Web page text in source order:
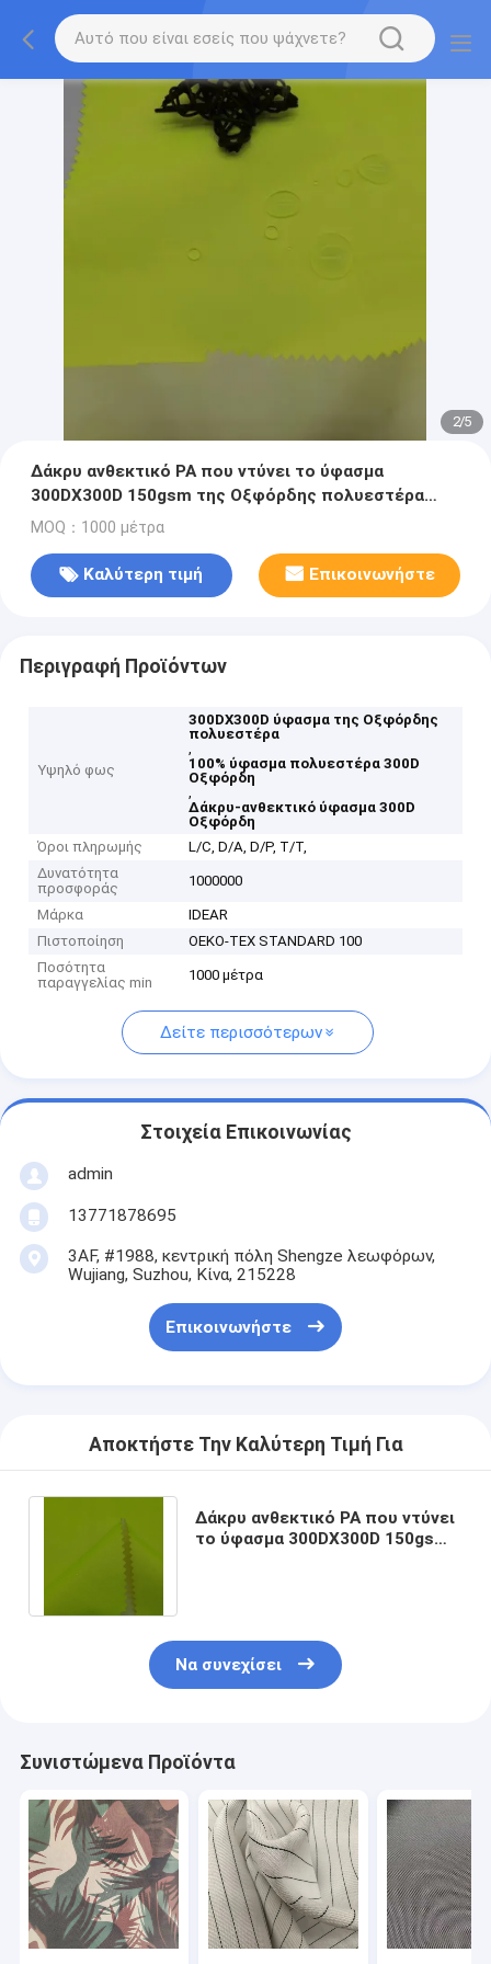
2/5
Δάκρυ ανθεκτικό PA που ντύνει το ύφασμα
300DX300D 150gsm της Οξφόρδης πολυεστέρα
100%
MOQ：1000 μέτρα
Καλύτερη τιμή Επικοινωνήστε
Περιγραφή Προϊόντων
Υψηλό φως
300DX300D ύφασμα της Οξφόρδης
πολυεστέρα
,
100% ύφασμα πολυεστέρα 300D
Οξφόρδη
,
Δάκρυ-ανθεκτικό ύφασμα 300D
Οξφόρδη
Όροι πληρωμής
L/C, D/A, D/P, T/T,
Δυνατότητα
προσφοράς
1000000
Μάρκα
IDEAR
Πιστοποίηση
OEKO-TEX STANDARD 100
Ποσότητα
παραγγελίας min
1000 μέτρα
Δείτε περισσότερων
Στοιχεία Επικοινωνίας
admin
13771878695
3AF, #1988, κεντρική πόλη Shengze λεωφόρων,
Wujiang, Suzhou, Κίνα, 215228
Επικοινωνήστε
Αποκτήστε Την Καλύτερη Τιμή Για
Δάκρυ ανθεκτικό PA που ντύνει
το ύφασμα 300DX300D 150gsm
Να συνεχίσει
Συνιστώμενα Προϊόντα